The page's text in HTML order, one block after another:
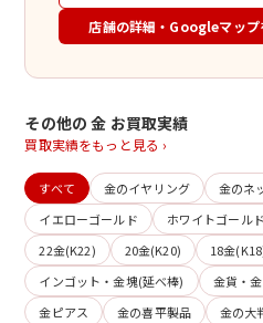
店舗の詳細・Googleマップ
その他の 金 お買取実績
買取実績をもっと見る ›
すべて 金のイヤリング 金のネ
イエローゴールド
ホワイトゴールド
22金(K22)
20金(K20) 18金
インゴット・金塊(延べ棒)
金貨・
金ピアス
金の喜平製品 金の大